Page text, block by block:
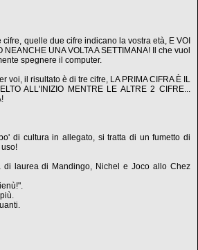
quelle due cifre indicano la vostra età, E VOI
NEANCHE UNA VOLTA A SETTIMANA! Il che vuol
spegnere il computer.
voi, il risultato è di tre cifre, LA PRIMA CIFRA È IL
ALL'INIZIO MENTRE LE ALTRE 2 CIFRE...
di cultura in allegato, si tratta di un fumetto di
di laurea di Mandingo, Nichel e Joco allo Chez